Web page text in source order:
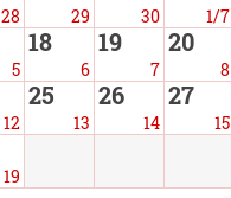
28 29 30 1/7
5
18
6
19
7
20
8
12
25
13
26
14
27
15
19